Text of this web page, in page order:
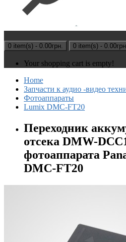
0 item(s) - 0.00грн. 0 item(s) -
Your shopping cart is empty!
Home
Запчасти к аудио -видео
Фотоаппараты
Lumix DMC-FT20
Переходник
отсека DMW-
фотоаппарата
DMC-FT20